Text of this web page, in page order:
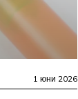
1 юни 2026